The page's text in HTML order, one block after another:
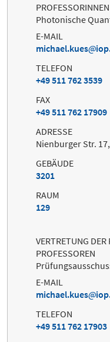
Photonische
E-MAIL
michael.kues
TELEFON
+49 511 762 3539
FAX
+49 511 762 17909
ADRESSE
Nienburger Str.
GEBÄUDE
3201
RAUM
129
VERTRETUNG
PROFESSOREN
E-MAIL
michael.kues
TELEFON
+49 511 762 17903